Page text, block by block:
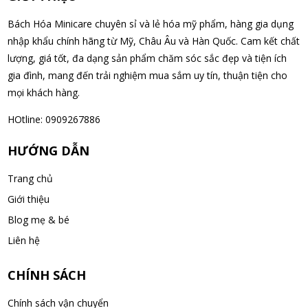
08/08/2026
Nguyễn Văn Cảnh đã mua sản phẩm Sữa Meiji số 0 Hohoemi
Milk (0-1 tuổi), hàng nội địa Nhật (hộp thiếc 800g)
08/08/2026
não Noguchi Ekisu 200 Viên
Võ Huỳnh Lanh đã mua sản phẩm Viên uống tiền đình bổ não
Noguchi Ekisu 200 Viên
08/08/2026
Thạch Quốc Lâm đã mua sản phẩm Sữa Meiji số 0 Hohoemi
Milk (0-1 tuổi), hàng nội địa Nhật (hộp thiếc 800g)
Bách Hóa Minicare chuyên sỉ và lẻ hóa mỹ phẩm, hàng gia dụng
nhập khẩu chính hãng từ Mỹ, Châu Âu và Hàn Quốc. Cam kết chất
lượng, giá tốt, đa dạng sản phẩm chăm sóc sắc đẹp và tiện ích
gia đình, mang đến trải nghiệm mua sắm uy tín, thuận tiện cho
mọi khách hàng.
HOtline: 0909267886
HƯỚNG DẪN
Trang chủ
Giới thiệu
Blog mẹ & bé
Liên hệ
CHÍNH SÁCH
Chính sách vận chuyển